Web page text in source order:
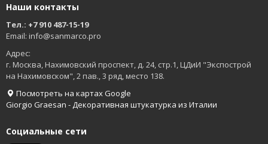
Наши контакты
Тел.: +7 910 487-15-19
Email: info@sanmarco.pro
Адрес:
г. Москва, Нахимовский проспект, д. 24, стр.1, ЦДиИ "Экспострой
на Нахимовском", 2 пав., 3 ряд, место 138.
Посмотреть на картах Google
Giorgio Graesan - Декоративная штукатурка из Италии
Социальные сети